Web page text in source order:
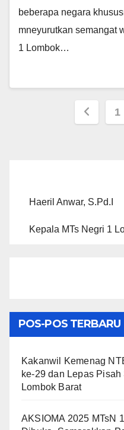
beberapa negara
mneyurutkan semangat
1 Lombok…
1
Haeril Anwar, S.Pd.I
Kepala MTs Negri 1
POS-POS TERBARU
Kakanwil Kemenag
ke-29 dan Lepas
Lombok Barat
AKSIOMA 2025 MTsN